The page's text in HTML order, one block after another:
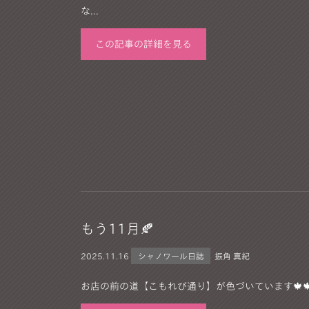
な...
この記事の詳細を見る
もう11月🍂
2025. 11.16 シャノワール日誌 振角 真紀
お店の前の道【こもれび通り】が色づいています